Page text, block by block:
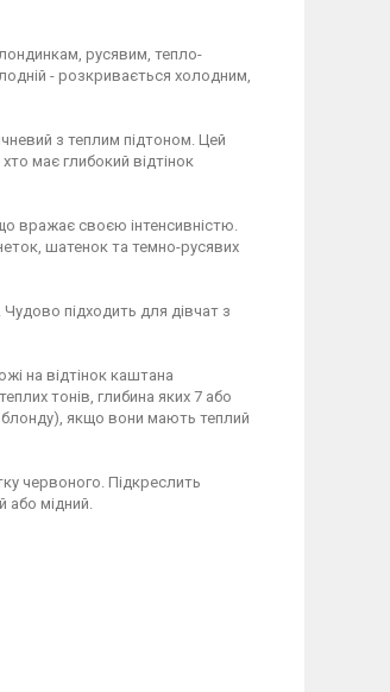
русявим, тепло-
- розкривається холодним,
з теплим підтоном. Цей
має глибокий відтінок
вражає своєю інтенсивністю.
шатенок та темно-русявих
підходить для дівчат з
на відтінок каштана
тонів, глибина яких 7 або
блонду), якщо вони мають теплий
червоного. Підкреслить
або мідний.